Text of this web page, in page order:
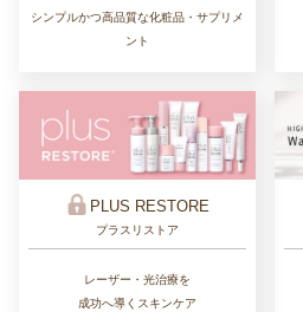
シンプルかつ高品質な化粧品・サプリメ
ント
PLUS RESTORE
プラスリストア
レーザー・光治療を
成功へ導くスキンケア